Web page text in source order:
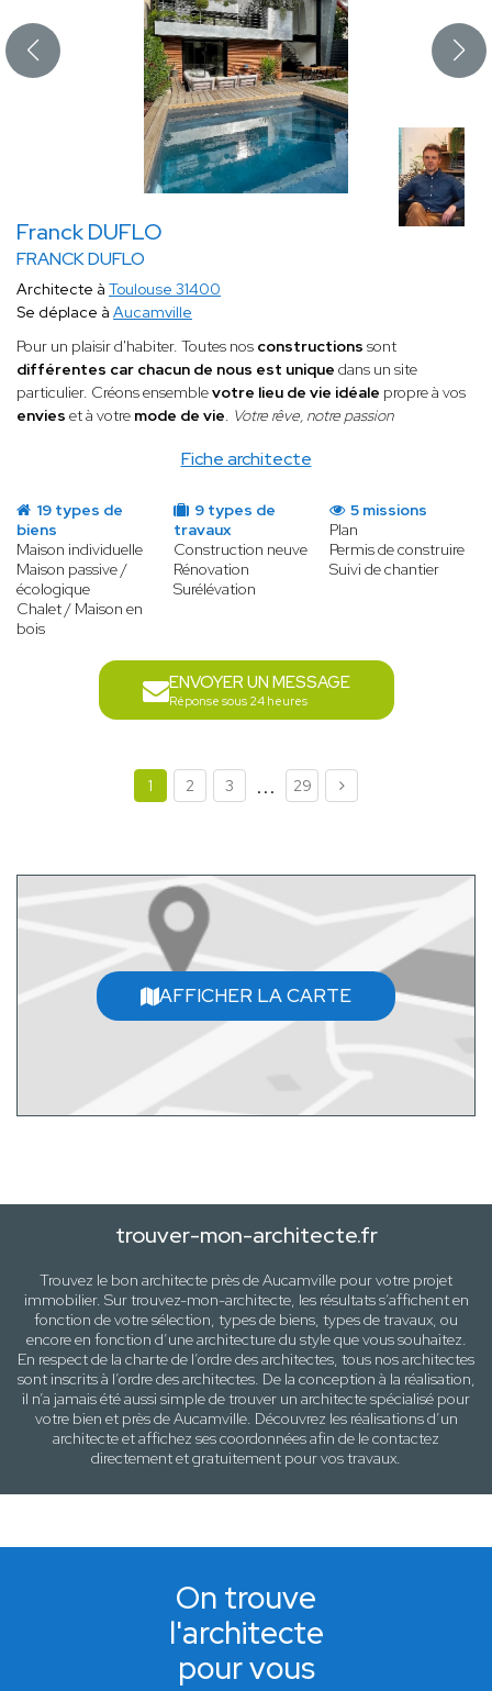
Franck DUFLO
FRANCK DUFLO
Fiche architecte
Architecte à Toulouse 31400
Se déplace à Aucamville
Pour un plaisir d'habiter. Toutes nos constructions sont
différentes car chacun de nous est unique dans un site
particulier. Créons ensemblevotre lieu de vie idéale propre à vos
envies et à votre mode de vie. Votre rêve, notre passion
19 types de
biens
Maison individuelle
Maison passive /
écologique
Chalet / Maison en
bois
9 types de
travaux
Construction neuve
Rénovation
Surélévation
5 missions
Plan
Permis de construire
Suivi de chantier
ENVOYER UN MESSAGE
Réponse sous 24 heures
1 2 3 ... 29
AFFICHER LA CARTE
trouver-mon-architecte.fr
Trouvez le bon architecte près deAucamville pour votre projet
immobilier. Sur trouvez-mon-architecte, les résultats s’affichent en
fonction de votre sélection, types de biens, types de travaux, ou
encore en fonction d’une architecturedu style que vous souhaitez.
En respect de la charte de l’ordre des architectes, tous nos architectes
sont inscrits à l’ordre des architectes. De la conception à la réalisation,
il n’a jamais été aussi simple de trouver un architecte spécialisé pour
votre bien et près deAucamville. Découvrez les réalisations d’un
architecte et affichez ses coordonnées afin de le contactez
directement et gratuitement pourvos travaux.
On trouve
l'architecte
pour vous